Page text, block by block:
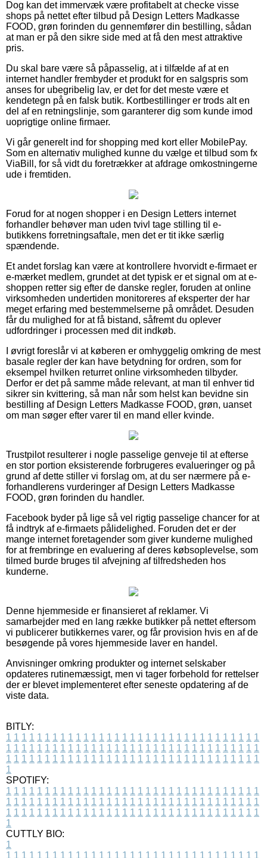
Dog kan det immervæk være profitabelt at checke visse
shops på nettet efter tilbud på Design Letters Madkasse
FOOD, grøn forinden du gennemfører din bestilling, sådan
at man er på den sikre side med at få den mest attraktive
pris.
Du skal bare være så påpasselig, at i tilfælde af at en
internet handler frembyder et produkt for en salgspris som
anses for ubegribelig lav, er det for det meste være et
kendetegn på en falsk butik. Kortbestillinger er trods alt en
del af en retningslinje, som garanterer dig som kunde imod
uoprigtige online firmaer.
Vi går generelt ind for shopping med kort eller MobilePay.
Som en alternativ mulighed kunne du vælge et tilbud som fx
ViaBill, for så vidt du foretrækker at afdrage omkostningerne
ude i fremtiden.
Forud for at nogen shopper i en Design Letters internet
forhandler behøver man uden tvivl tage stilling til e-
butikkens forretningsaftale, men det er tit ikke særlig
spændende.
Et andet forslag kan være at kontrollere hvorvidt e-firmaet er
e-mærket medlem, grundet at det typisk er et signal om at e-
shoppen retter sig efter de danske regler, foruden at online
virksomheden undertiden monitoreres af eksperter der har
meget erfaring med bestemmelserne på området. Desuden
får du mulighed for at få bistand, såfremt du oplever
udfordringer i processen med dit indkøb.
I øvrigt foreslår vi at køberen er omhyggelig omkring de mest
basale regler der kan have betydning for ordren, som for
eksempel hvilken returret online virksomheden tilbyder.
Derfor er det på samme måde relevant, at man til enhver tid
sikrer sin kvittering, så man når som helst kan bevidne sin
bestilling af Design Letters Madkasse FOOD, grøn, uanset
om man søger efter varer til en mand eller kvinde.
Trustpilot resulterer i nogle passelige genveje til at efterse
en stor portion eksisterende forbrugeres evalueringer og på
grund af dette stiller vi forslag om, at du ser nærmere på e-
forhandlerens vurderinger af Design Letters Madkasse
FOOD, grøn forinden du handler.
Facebook byder på lige så vel rigtig passelige chancer for at
få indtryk af e-firmaets pålidelighed. Foruden det er der
mange internet foretagender som giver kunderne mulighed
for at frembringe en evaluering af deres købsoplevelse, som
tilmed burde bruges til afvejning af tilfredsheden hos
kunderne.
Denne hjemmeside er finansieret af reklamer. Vi
samarbejder med en lang række butikker på nettet eftersom
vi publicerer butikkernes varer, og får provision hvis en af de
besøgende på vores hjemmeside laver en handel.
Anvisninger omkring produkter og internet selskaber
opdateres rutinemæssigt, men vi tager forbehold for rettelser
der er blevet implementeret efter seneste opdatering af de
viste data.
BITLY:
1 1 1 1 1 1 1 1 1 1 1 1 1 1 1 1 1 1 1 1 1 1 1 1 1 1 1 1 1 1 1 1 1
1 1 1 1 1 1 1 1 1 1 1 1 1 1 1 1 1 1 1 1 1 1 1 1 1 1 1 1 1 1 1 1 1
1 1 1 1 1 1 1 1 1 1 1 1 1 1 1 1 1 1 1 1 1 1 1 1 1 1 1 1 1 1 1 1 1
1
SPOTIFY:
1 1 1 1 1 1 1 1 1 1 1 1 1 1 1 1 1 1 1 1 1 1 1 1 1 1 1 1 1 1 1 1 1
1 1 1 1 1 1 1 1 1 1 1 1 1 1 1 1 1 1 1 1 1 1 1 1 1 1 1 1 1 1 1 1 1
1 1 1 1 1 1 1 1 1 1 1 1 1 1 1 1 1 1 1 1 1 1 1 1 1 1 1 1 1 1 1 1 1
1
CUTTLY BIO:
1
1 1 1 1 1 1 1 1 1 1 1 1 1 1 1 1 1 1 1 1 1 1 1 1 1 1 1 1 1 1 1 1 1